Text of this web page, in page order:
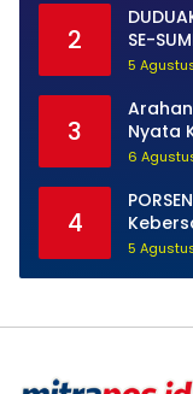
2
SE-
5
3
Nyata
6
4
5